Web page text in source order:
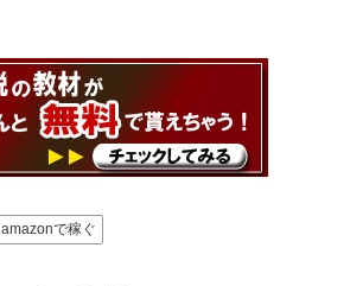
amazonで稼ぐ